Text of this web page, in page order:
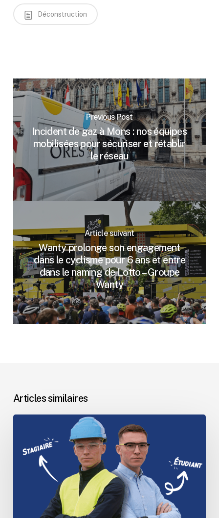
Déconstruction
Previous Post
Incident de gaz à Mons : nos équipes
mobilisées pour sécuriser et rétablir
le réseau
Article suivant
Wanty prolonge son engagement
dans le cyclisme pour 6 ans et entre
dans le naming de Lotto – Groupe
Wanty
Articles similaires
Wanty
t’offre